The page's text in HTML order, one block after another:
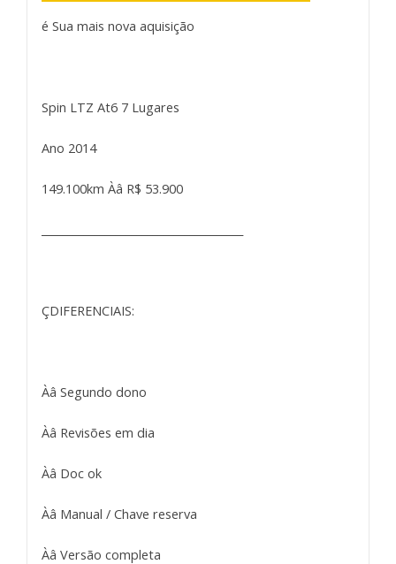
é Sua mais nova aquisição
Spin LTZ At6 7 Lugares
Ano 2014
149.100km Àâ R$ 53.900
ÇDIFERENCIAIS:
Àâ Segundo dono
Àâ Revisões em dia
Àâ Doc ok
Àâ Manual / Chave reserva
Àâ Versão completa